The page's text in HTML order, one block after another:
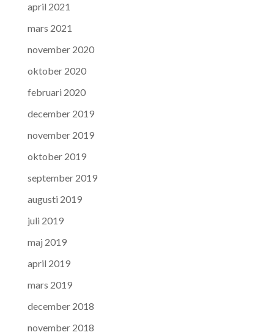
april 2021
mars 2021
november 2020
oktober 2020
februari 2020
december 2019
november 2019
oktober 2019
september 2019
augusti 2019
juli 2019
maj 2019
april 2019
mars 2019
december 2018
november 2018